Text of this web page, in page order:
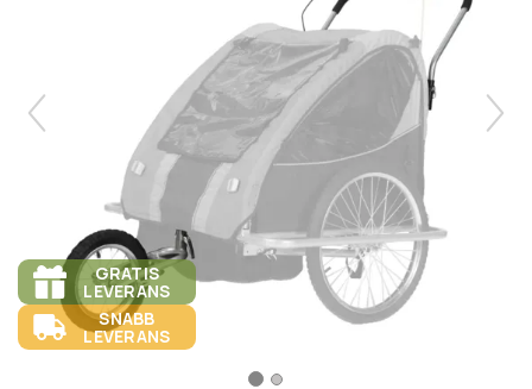
GRATIS
LEVERANS
SNABB
LEVERANS